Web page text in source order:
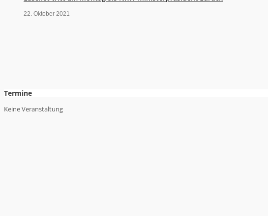
22. Oktober 2021
Termine
Keine Veranstaltung